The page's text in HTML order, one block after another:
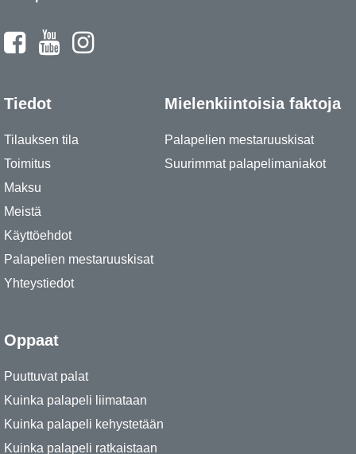
Tiedot
Tilauksen tila
Toimitus
Maksu
Meistä
Käyttöehdot
Palapelien mestaruuskisat
Yhteystiedot
Mielenkiintoisia faktoja
Palapelien mestaruuskisat
Suurimmat palapelimaniakot
Oppaat
Puuttuvat palat
Kuinka palapeli liimataan
Kuinka palapeli kehystetään
Kuinka palapeli ratkaistaan